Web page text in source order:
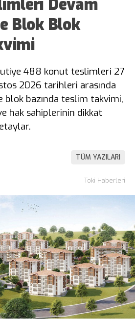
Devam
Blok Blok
488 konut teslimleri 27
2026 tarihleri arasında
blok bazında teslim takvimi,
hak sahiplerinin dikkat
TÜM YAZILARI
Toki Haberleri